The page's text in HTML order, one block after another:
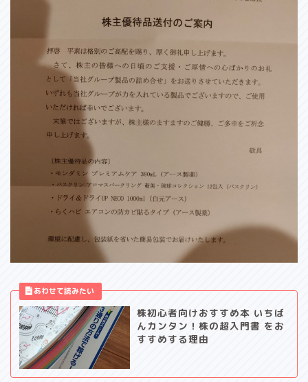
株初心者向けおすすめ本 いちば
んカンタン！株の超入門書 をお
すすめする理由